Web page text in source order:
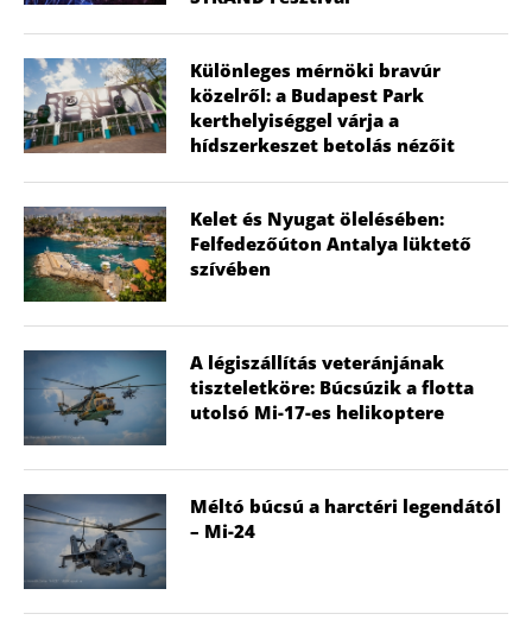
Különleges mérnöki bravúr
közelről: a Budapest Park
kerthelyiséggel várja a
hídszerkeszet betolás nézőit
Kelet és Nyugat ölelésében:
Felfedezőúton Antalya lüktető
szívében
A légiszállítás veteránjának
tiszteletköre: Búcsúzik a flotta
utolsó Mi-17-es helikoptere
Méltó búcsú a harctéri legendától
– Mi-24